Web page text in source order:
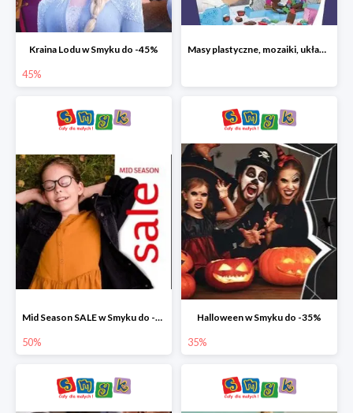
Kraina Lodu w Smyku do -45%
45%
Masy plastyczne, mozaiki, układanki do -45%
Mid Season SALE w Smyku do -50%
50%
Halloween w Smyku do -35%
35%